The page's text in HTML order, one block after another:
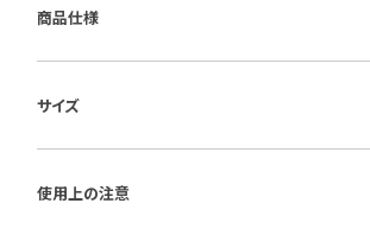
商品仕様
■風防素材：アクリル
■ベルト素材：イタリア製ヴィンテージ調レザー
サイズ
■ベルト幅：20mm
使用上の注意